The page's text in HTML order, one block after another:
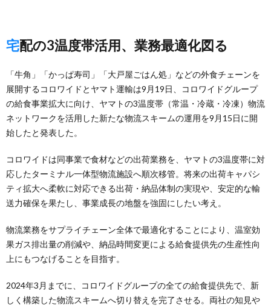
宅配の3温度帯活用、業務最適化図る
「牛角」「かっぱ寿司」「大戸屋ごはん処」などの外食チェーンを
展開するコロワイドとヤマト運輸は9月19日、コロワイドグループ
の給食事業拡大に向け、ヤマトの3温度帯（常温・冷蔵・冷凍）物流
ネットワークを活用した新たな物流スキームの運用を9月15日に開
始したと発表した。
コロワイドは同事業で食材などの出荷業務を、ヤマトの3温度帯に対
応したターミナル一体型物流施設へ順次移管。将来の出荷キャパシ
ティ拡大へ柔軟に対応できる出荷・納品体制の実現や、安定的な輸
送力確保を果たし、事業成長の地盤を強固にしたい考え。
物流業務をサプライチェーン全体で最適化することにより、温室効
果ガス排出量の削減や、納品時間変更による給食提供先の生産性向
上にもつなげることを目指す。
2024年3月までに、コロワイドグループの全ての給食提供先で、新
しく構築した物流スキームへ切り替えを完了させる。両社の知見や